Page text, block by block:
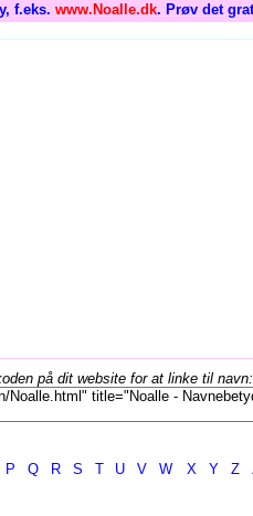
f.eks. www.Noalle.dk. Prøv det
på dit website for at linke til navn:
P Q R S T U V W X Y Z